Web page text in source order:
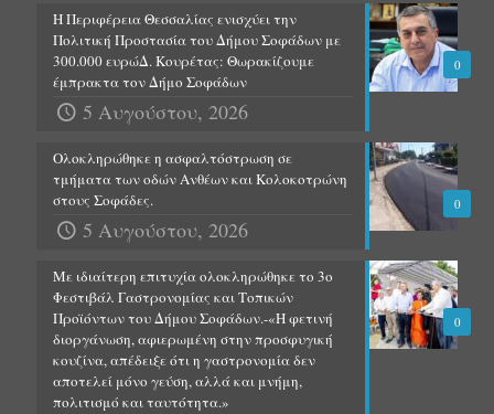
0
Η Περιφέρεια Θεσσαλίας ενισχύει την
Πολιτική Προστασία του Δήμου Σοφάδων με
300.000 ευρώΔ. Κουρέτας: Θωρακίζουμε
έμπρακτα τον Δήμο Σοφάδων
5 Αυγούστου, 2026
0
Ολοκληρώθηκε η ασφαλτόστρωση σε
τμήματα των οδών Ανθέων και Κολοκοτρώνη
στους Σοφάδες.
5 Αυγούστου, 2026
0
Με ιδιαίτερη επιτυχία ολοκληρώθηκε το 3ο
Φεστιβάλ Γαστρονομίας και Τοπικών
Προϊόντων του Δήμου Σοφάδων.-«Η φετινή
διοργάνωση, αφιερωμένη στην προσφυγική
κουζίνα, απέδειξε ότι η γαστρονομία δεν
αποτελεί μόνο γεύση, αλλά και μνήμη,
πολιτισμό και ταυτότητα.»